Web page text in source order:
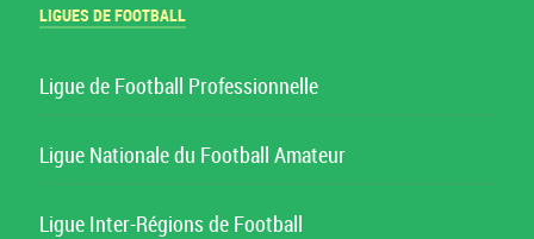
LIGUES DE FOOTBALL
Ligue de Football Professionnelle
Ligue Nationale du Football Amateur
Ligue Inter-Régions de Football